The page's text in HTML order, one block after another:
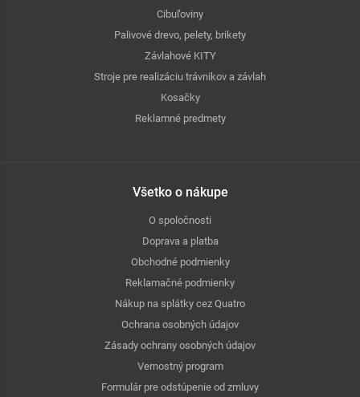
Cibuľoviny
Palivové drevo, pelety, brikety
Závlahové KITY
Stroje pre realizáciu trávnikov a závlah
Kosačky
Reklamné predmety
Všetko o nákupe
O spoločnosti
Doprava a platba
Obchodné podmienky
Reklamačné podmienky
Nákup na splátky cez Quatro
Ochrana osobných údajov
Zásady ochrany osobných údajov
Vernostný program
Formulár pre odstúpenie od zmluvy